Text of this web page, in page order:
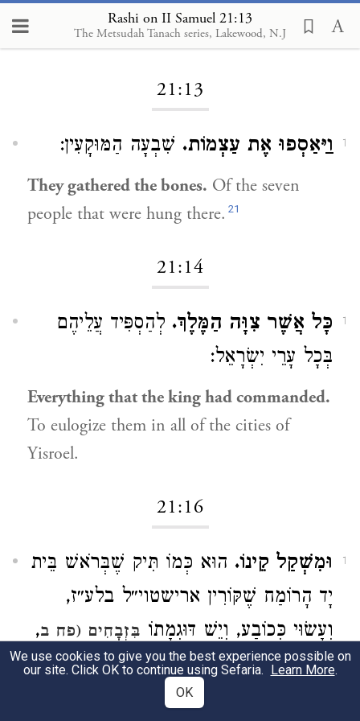
Rashi on II Samuel 21:13
The Metsudah Tanach series, Lakewood, N.J
Loading...
21:13
1 וַיַּאַסְפוּ אֶת עַצְמוֹת. שִׁבְעָה הַמּוּקָעִין:
They gathered the bones. Of the seven
people that were hung there. 21
21:14
1 כָּל אֲשֶׁר צִוָּה הַמֶּלֶךְ. לְהַסְפִּיד עֲלֵיהֶם
בְּכָל עָרֵי יִשְׂרָאֵל:
Everything that the king had commanded.
To eulogize them in all of the cities of
Yisroel.
21:16
1 וּמִשְׁקַל קֵינוֹ. הוּא כְּמוֹ תִּיק שֶׁבְּרֹאשׁ בֵּית
יָד הָרוֹמַח שֶׁקּוֹרִין ארישטוי״ל בלע״ז,
וְעָשׂוּי כְּכוֹבַע, וְיֵשׁ דּוּגְמָתוֹ בִּזְבָחִים (פח ב,
עיין שיטה מקובצת שם): רִמּוֹנֵי הַמְּעִיל
לְמָה הֵם דּוֹמִין, כְּמִין קוֹלָסוֹת שֶׁבְּרָאשֵׁי
We use cookies to give you the best experience possible on
our site. Click OK to continue using Sefaria. Learn More.
OK